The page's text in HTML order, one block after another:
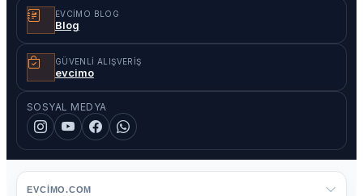
EVCIMO BLOG
Blog
GÜVENLI ALIŞVERIŞ
evcimo
SOSYAL MEDYA
EVCIMO.COM